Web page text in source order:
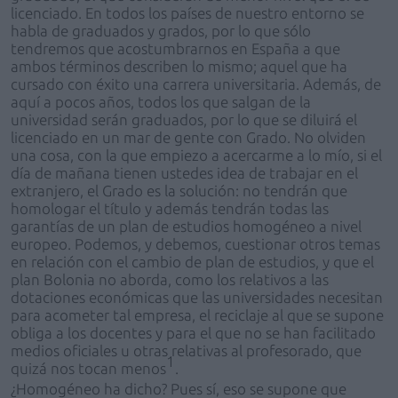
licenciado. En todos los países de nuestro entorno se
habla de graduados y grados, por lo que sólo
tendremos que acostumbrarnos en España a que
ambos términos describen lo mismo; aquel que ha
cursado con éxito una carrera universitaria. Además, de
aquí a pocos años, todos los que salgan de la
universidad serán graduados, por lo que se diluirá el
licenciado en un mar de gente con Grado. No olviden
una cosa, con la que empiezo a acercarme a lo mío, si el
día de mañana tienen ustedes idea de trabajar en el
extranjero, el Grado es la solución: no tendrán que
homologar el título y además tendrán todas las
garantías de un plan de estudios homogéneo a nivel
europeo. Podemos, y debemos, cuestionar otros temas
en relación con el cambio de plan de estudios, y que el
plan Bolonia no aborda, como los relativos a las
dotaciones económicas que las universidades necesitan
para acometer tal empresa, el reciclaje al que se supone
obliga a los docentes y para el que no se han facilitado
medios oficiales u otras relativas al profesorado, que
quizá nos tocan menos1
¿Homogéneo ha dicho? Pues sí, eso se supone que